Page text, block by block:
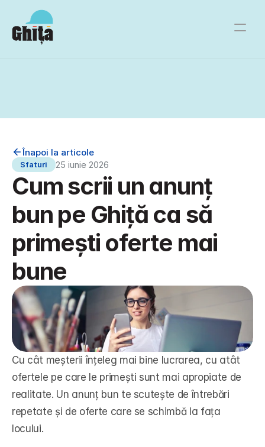
Blog
Înapoi la articole
Sfaturi 25 iunie 2026
Cum scrii un anunț
bun pe Ghiță ca să
primești oferte mai
bune
Cu cât meșterii înțeleg mai bine lucrarea, cu atât
ofertele pe care le primești sunt mai apropiate de
realitate. Un anunț bun te scutește de întrebări
repetate și de oferte care se schimbă la fața
locului.